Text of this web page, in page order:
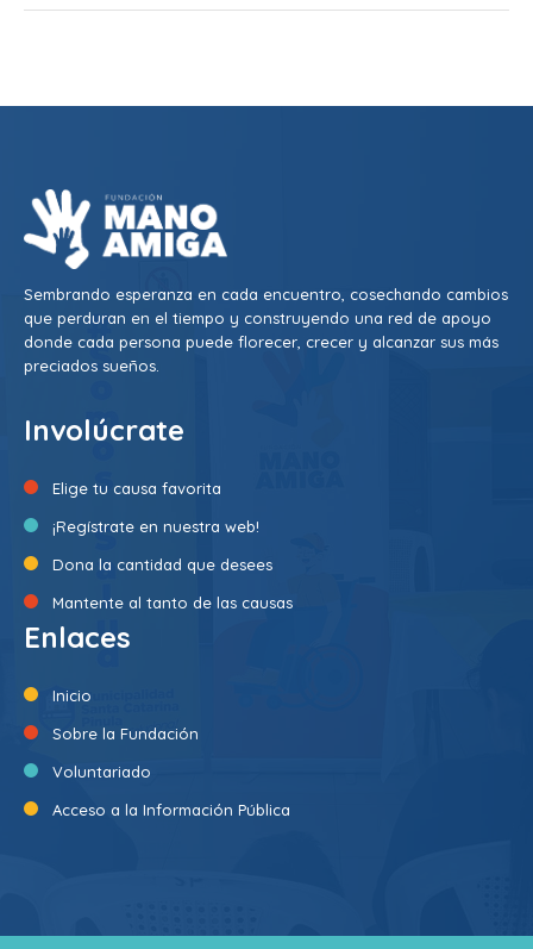
Sembrando esperanza en cada encuentro, cosechando cambios
que perduran en el tiempo y construyendo una red de apoyo
donde cada persona puede florecer, crecer y alcanzar sus más
preciados sueños.
Involúcrate
Elige tu causa favorita
¡Regístrate en nuestra web!
Dona la cantidad que desees
Mantente al tanto de las causas
Enlaces
Inicio
Sobre la Fundación
Voluntariado
Acceso a la Información Pública